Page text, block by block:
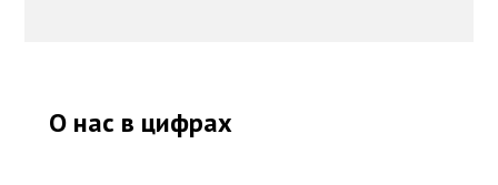
О нас в цифрах